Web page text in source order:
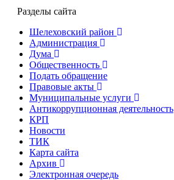
Разделы сайта
Шелеховский район
Администрация
Дума
Общественность
Подать обращение
Правовые акты
Муниципальные услуги
Антикоррупционная деятельность
КРП
Новости
ТИК
Карта сайта
Архив
Электронная очередь